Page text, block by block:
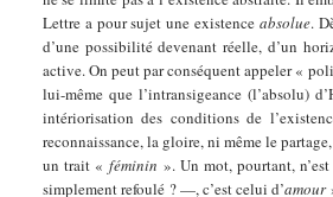
Lettre a pour sujet une existenceabsolue.
d’une possibilité devenant réelle, d’un
active. On peut par conséquent appeler «
lui-même que l’intransigeance (l’absolu)
intériorisation des conditions de
reconnaissance, la gloire, ni même le
un trait « féminin ». Un mot, pourtant,
simplement refoulé ? —, c’est celui d’amour